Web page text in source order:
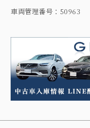
車両管理番号：50963